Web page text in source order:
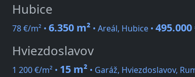
Hubice
78 €/m² • 6.350 m² • Areál, Hubice • 495.000
Hviezdoslavov
1 200 €/m² • 15 m² • Garáž, Hviezdoslavov,